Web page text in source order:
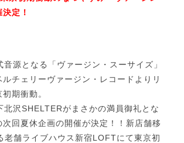
定！
源となる「ヴァージン・スーサイズ」
チェリーヴァージン・レコードよりリ
期衝動。
北沢SHELTERがまさかの満員御礼とな
次回夏休企画の開催が決定！！新店舗移
老舗ライブハウス新宿LOFTにて東京初